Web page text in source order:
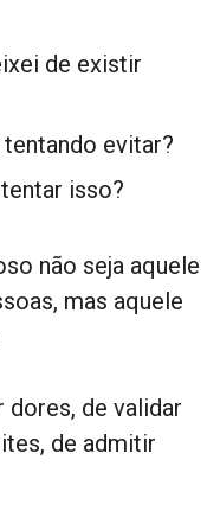
de existir
evitar?
isso?
não seja aquele
mas aquele
dores, de validar
de admitir